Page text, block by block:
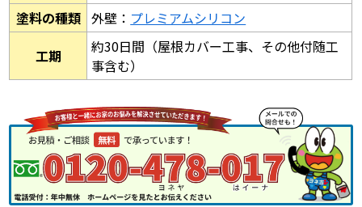
塗料の種類 外壁： プレミアムシリコン
工期
約30日間（屋根カバー工事、その他付随工
事含む）